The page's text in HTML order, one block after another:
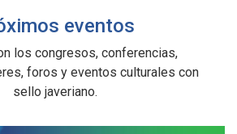
eventos
los congresos, conferencias,
foros y eventos culturales con
sello javeriano.